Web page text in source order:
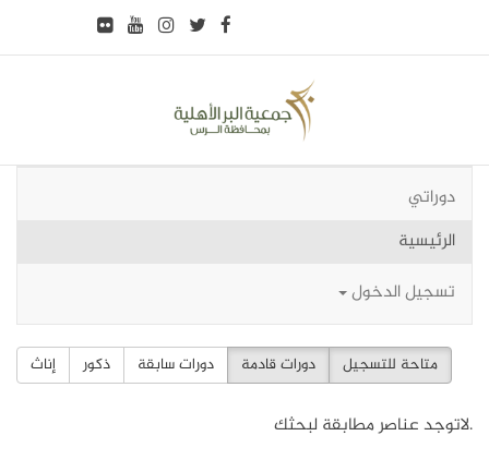
دوراتي
الرئيسية
تسجيل الدخول
إناث ذكور دورات سابقة دورات قادمة متاحة للتسجيل
لاتوجد عناصر مطابقة لبحثك.